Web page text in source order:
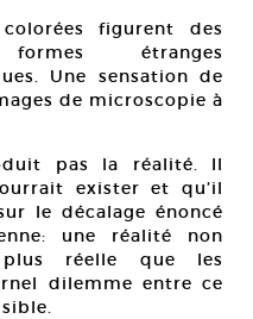
figurent des
étranges
Une sensation de
de microscopie à
pas la réalité. Il
exister et qu’il
le décalage énoncé
une réalité non
réelle que les
dilemme entre ce